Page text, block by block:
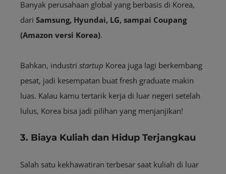
Banyak perusahaan global yang berbasis di Korea,
dari Samsung, Hyundai, LG, sampai Coupang
(Amazon versi Korea).
Bahkan, industri startup Korea juga lagi berkembang
pesat, jadi kesempatan buat fresh graduate makin
luas. Kalau kamu tertarik kerja di luar negeri setelah
lulus, Korea bisa jadi pilihan yang menjanjikan!
3. Biaya Kuliah dan Hidup Terjangkau
Salah satu kekhawatiran terbesar saat kuliah di luar